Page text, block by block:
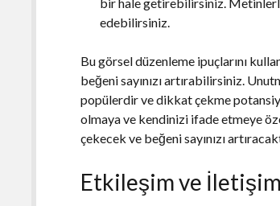
edebilirsiniz.
Bu görsel düzenleme ipuçlarını
beğeni sayınızı artırabilirsiniz.
popülerdir ve dikkat çekme
olmaya ve kendinizi ifade etmeye
çekecek ve beğeni sayınızı
Etkileşim ve İletişim